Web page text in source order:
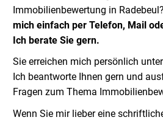
Immobilienbewertung in Radebeul?
mich einfach per Telefon, Mail
Ich berate Sie gern.
Sie erreichen mich persönlich unter
Ich beantworte Ihnen gern und
Fragen zum Thema
Wenn Sie mir lieber eine